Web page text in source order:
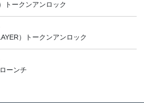
トークンアンロック
）トークンアンロック
ーンチ